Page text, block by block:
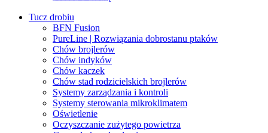
Tucz drobiu
BFN Fusion
PureLine | Rozwiązania dobrostanu ptaków
Chów brojlerów
Chów indyków
Chów kaczek
Chów stad rodzicielskich brojlerów
Systemy zarządzania i kontroli
Systemy sterowania mikroklimatem
Oświetlenie
Oczyszczanie zużytego powietrza